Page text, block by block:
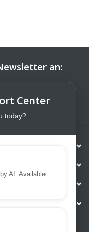
an:
Center
today?
AI. Available